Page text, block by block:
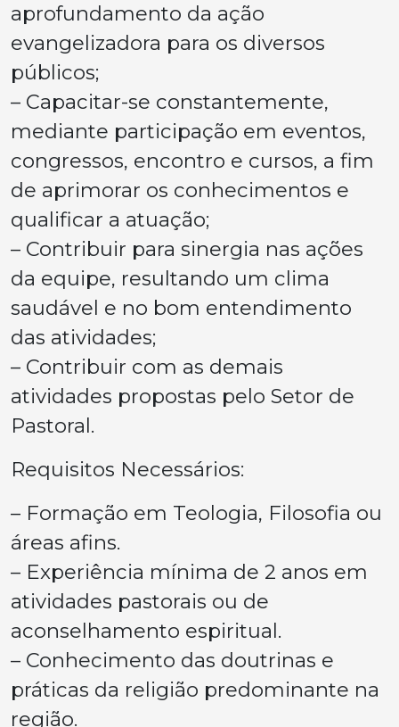
aprofundamento da ação
evangelizadora para os diversos
públicos;
– Capacitar-se constantemente,
mediante participação em eventos,
congressos, encontro e cursos, a fim
de aprimorar os conhecimentos e
qualificar a atuação;
– Contribuir para sinergia nas ações
da equipe, resultando um clima
saudável e no bom entendimento
das atividades;
– Contribuir com as demais
atividades propostas pelo Setor de
Pastoral.
Requisitos Necessários:
– Formação em Teologia, Filosofia ou
áreas afins.
– Experiência mínima de 2 anos em
atividades pastorais ou de
aconselhamento espiritual.
– Conhecimento das doutrinas e
práticas da religião predominante na
região.